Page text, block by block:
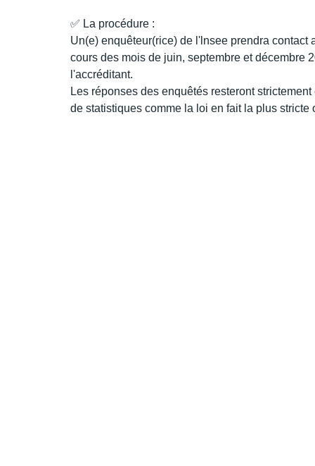
✅ La procédure :
Un(e) enquêteur(rice) de l'lnsee prendra
cours des mois de juin, septembre et décembre
l'accréditant.
Les réponses des enquêtés resteront
de statistiques comme la loi en fait la plus stricte